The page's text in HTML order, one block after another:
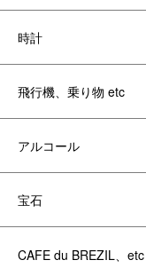
時計
飛行機、乗り物 etc
アルコール
宝石
CAFE du BREZIL、etc